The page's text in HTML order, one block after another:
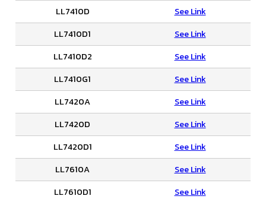
LL7410D
See Link
LL7410D1
See Link
LL7410D2
See Link
LL7410G1
See Link
LL7420A
See Link
LL7420D
See Link
LL7420D1
See Link
LL7610A
See Link
LL7610D1
See Link